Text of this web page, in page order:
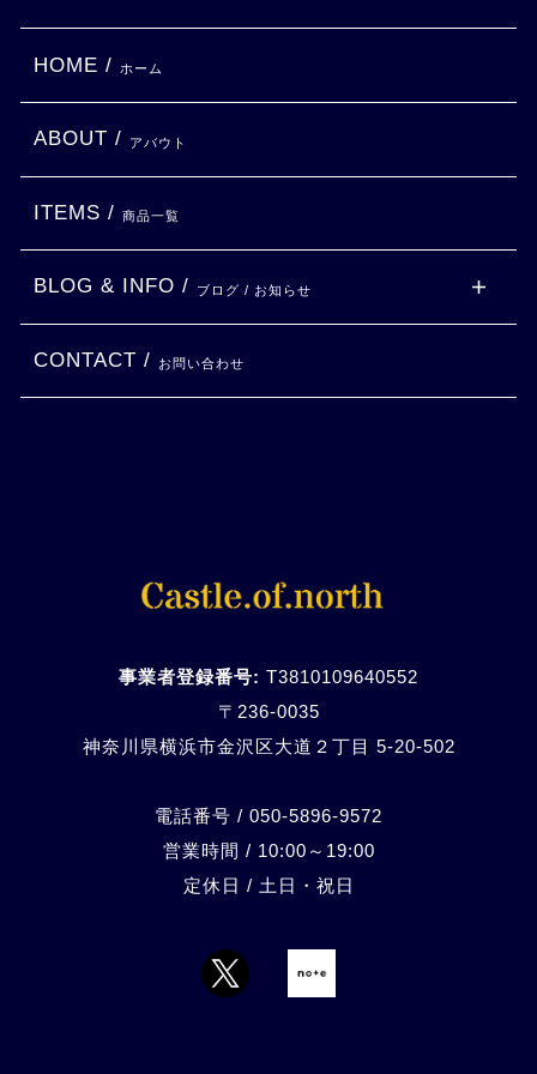
事業者登録番号: T3810109640552
〒236-0035
神奈川県横浜市金沢区大道２丁目 5-20-502
電話番号 / 050-5896-9572
営業時間 / 10:00～19:00
定休日 / 土日・祝日
HOME / ホーム
ABOUT / アバウト
ITEMS / 商品一覧
BLOG & INFO / ブログ / お知らせ
CONTACT / お問い合わせ